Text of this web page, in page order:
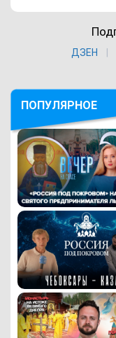
ДЗЕН
ПОПУЛЯРНОЕ